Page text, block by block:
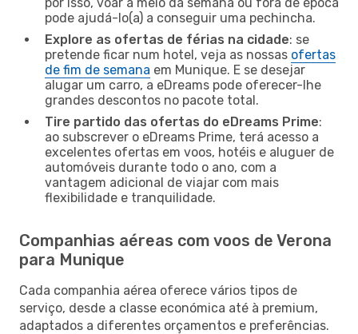
pode ajudá-lo(a) a conseguir uma pechincha.
Explore as ofertas de férias na cidade: se
pretende ficar num hotel, veja as nossas ofertas
de fim de semana em Munique. E se desejar
alugar um carro, a eDreams pode oferecer-lhe
grandes descontos no pacote total.
Tire partido das ofertas do eDreams Prime:
ao subscrever o eDreams Prime, terá acesso a
excelentes ofertas em voos, hotéis e aluguer de
automóveis durante todo o ano, com a
vantagem adicional de viajar com mais
flexibilidade e tranquilidade.
Companhias aéreas com voos de Verona
para Munique
Cada companhia aérea oferece vários tipos de
serviço, desde a classe económica até à premium,
adaptados a diferentes orçamentos e preferências.